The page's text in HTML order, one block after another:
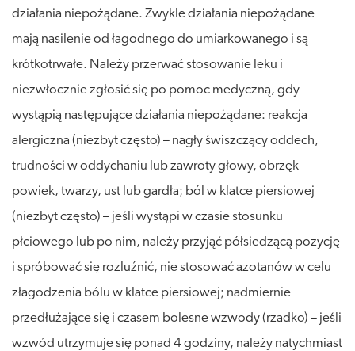
działania niepożądane. Zwykle działania niepożądane
mają nasilenie od łagodnego do umiarkowanego i są
krótkotrwałe. Należy przerwać stosowanie leku i
niezwłocznie zgłosić się po pomoc medyczną, gdy
wystąpią następujące działania niepożądane: reakcja
alergiczna (niezbyt często) – nagły świszczący oddech,
trudności w oddychaniu lub zawroty głowy, obrzęk
powiek, twarzy, ust lub gardła; ból w klatce piersiowej
(niezbyt często) – jeśli wystąpi w czasie stosunku
płciowego lub po nim, należy przyjąć półsiedzącą pozycję
i spróbować się rozluźnić, nie stosować azotanów w celu
złagodzenia bólu w klatce piersiowej; nadmiernie
przedłużające się i czasem bolesne wzwody (rzadko) – jeśli
wzwód utrzymuje się ponad 4 godziny, należy natychmiast